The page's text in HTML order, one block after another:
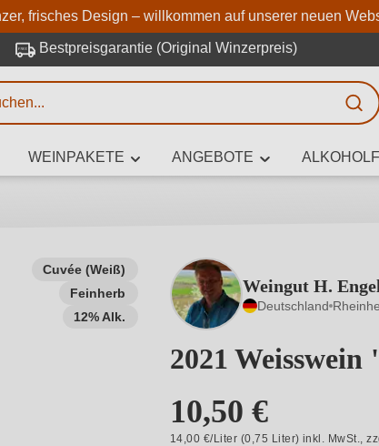
Zum Hauptinhalt springen
Zur Suche springen
Zur Hauptnavigation springen
frisches Design – willkommen auf unserer neuen
Bestpreisgarantie (Original Winzerpreis)
WEINPAKETE ANGEBOTE
Cuvée (Weiß)
Feinherb
12% Alk.
Weingut H.
Deutschland
2021
10,50 €
14,00 €/Liter (0,75 Liter) inkl. MwSt.,
eingeben
welchen Wein Sie suchen – ob nach Geschmack, Anlass,
Rebsorte, Region, Winzer oder anderen Kriterien.